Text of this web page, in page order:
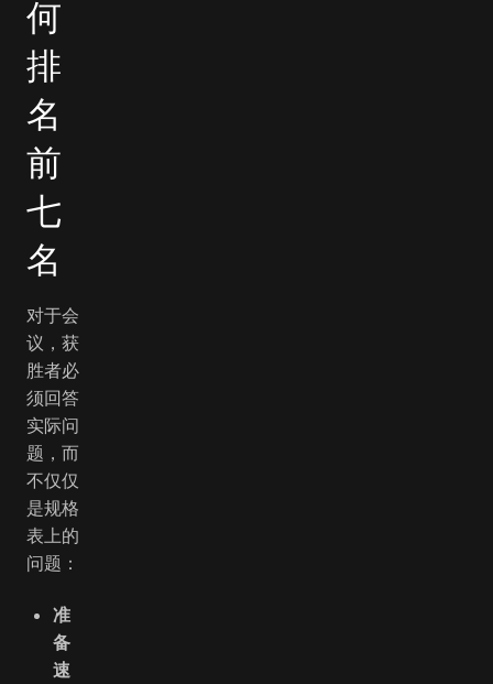
何
排
名
前
七
名
对于会
议，获
胜者必
须回答
实际问
题，而
不仅仅
是规格
表上的
问题：
准
备
速